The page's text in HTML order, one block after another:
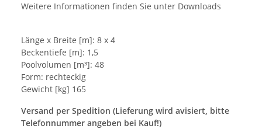
Weitere Informationen finden Sie unter Downloads
Länge x Breite [m]: 8 x 4
Beckentiefe [m]: 1,5
Poolvolumen [m³]: 48
Form: rechteckig
Gewicht [kg] 165
Versand per Spedition (Lieferung wird avisiert, bitte
Telefonnummer angeben bei Kauf!)